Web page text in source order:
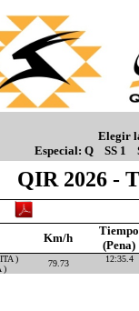
Elegir
Especial: Q SS 1
QIR 2026 -
Km/h
Tiempo
(Pena)
) 79.73 12:35.4
)